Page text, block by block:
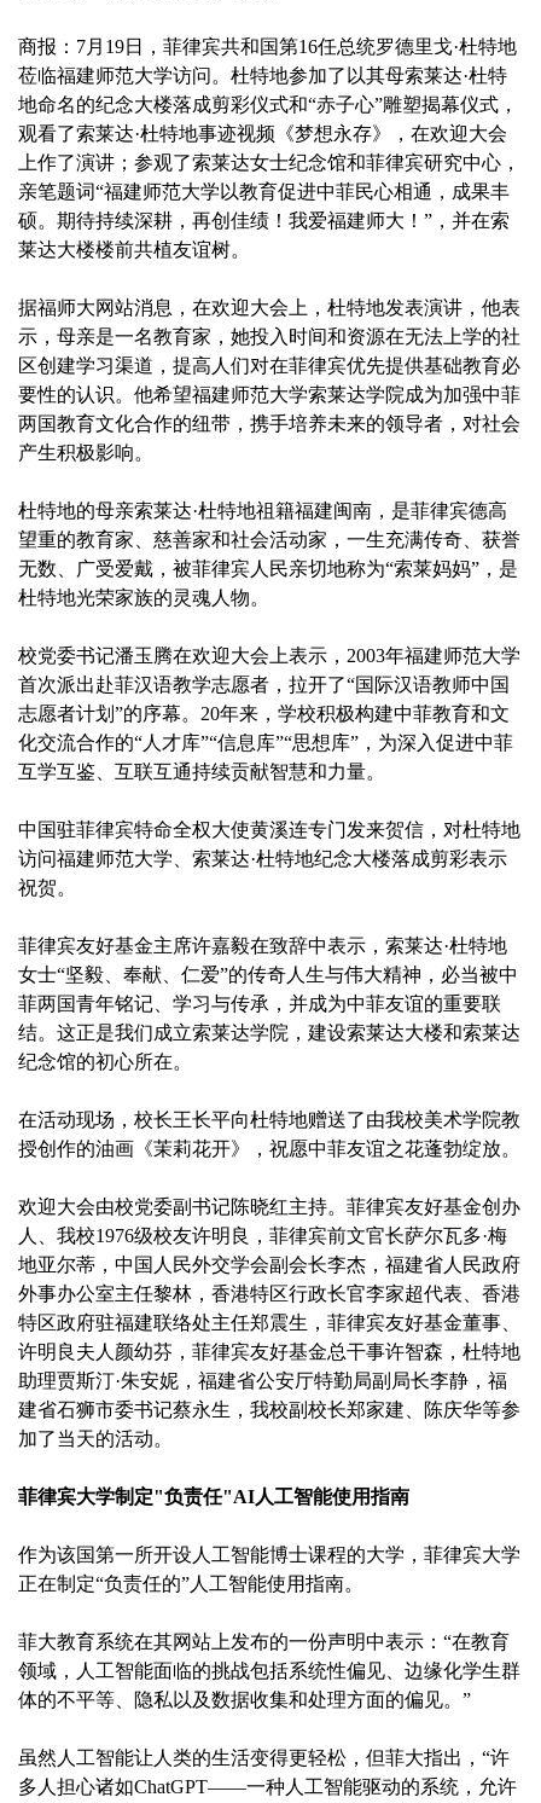
商报：7月19日，菲律宾共和国第16任总统罗德里戈·杜特地
莅临福建师范大学访问。杜特地参加了以其母索莱达·杜特
地命名的纪念大楼落成剪彩仪式和“赤子心”雕塑揭幕仪式，
观看了索莱达·杜特地事迹视频《梦想永存》，在欢迎大会
上作了演讲；参观了索莱达女士纪念馆和菲律宾研究中心，
亲笔题词“福建师范大学以教育促进中菲民心相通，成果丰
硕。期待持续深耕，再创佳绩！我爱福建师大！”，并在索
莱达大楼楼前共植友谊树。
据福师大网站消息，在欢迎大会上，杜特地发表演讲，他表
示，母亲是一名教育家，她投入时间和资源在无法上学的社
区创建学习渠道，提高人们对在菲律宾优先提供基础教育必
要性的认识。他希望福建师范大学索莱达学院成为加强中菲
两国教育文化合作的纽带，携手培养未来的领导者，对社会
产生积极影响。
杜特地的母亲索莱达·杜特地祖籍福建闽南，是菲律宾德高
望重的教育家、慈善家和社会活动家，一生充满传奇、获誉
无数、广受爱戴，被菲律宾人民亲切地称为“索莱妈妈”，是
杜特地光荣家族的灵魂人物。
校党委书记潘玉腾在欢迎大会上表示，2003年福建师范大学
首次派出赴菲汉语教学志愿者，拉开了“国际汉语教师中国
志愿者计划”的序幕。20年来，学校积极构建中菲教育和文
化交流合作的“人才库”“信息库”“思想库”，为深入促进中菲
互学互鉴、互联互通持续贡献智慧和力量。
中国驻菲律宾特命全权大使黄溪连专门发来贺信，对杜特地
访问福建师范大学、索莱达·杜特地纪念大楼落成剪彩表示
祝贺。
菲律宾友好基金主席许嘉毅在致辞中表示，索莱达·杜特地
女士“坚毅、奉献、仁爱”的传奇人生与伟大精神，必当被中
菲两国青年铭记、学习与传承，并成为中菲友谊的重要联
结。这正是我们成立索莱达学院，建设索莱达大楼和索莱达
纪念馆的初心所在。
在活动现场，校长王长平向杜特地赠送了由我校美术学院教
授创作的油画《茉莉花开》，祝愿中菲友谊之花蓬勃绽放。
欢迎大会由校党委副书记陈晓红主持。菲律宾友好基金创办
人、我校1976级校友许明良，菲律宾前文官长萨尔瓦多·梅
地亚尔蒂，中国人民外交学会副会长李杰，福建省人民政府
外事办公室主任黎林，香港特区行政长官李家超代表、香港
特区政府驻福建联络处主任郑震生，菲律宾友好基金董事、
许明良夫人颜幼芬，菲律宾友好基金总干事许智森，杜特地
助理贾斯汀·朱安妮，福建省公安厅特勤局副局长李静，福
建省石狮市委书记蔡永生，我校副校长郑家建、陈庆华等参
加了当天的活动。
菲律宾大学制定"负责任"AI人工智能使用指南
作为该国第一所开设人工智能博士课程的大学，菲律宾大学
正在制定“负责任的”人工智能使用指南。
菲大教育系统在其网站上发布的一份声明中表示：“在教育
领域，人工智能面临的挑战包括系统性偏见、边缘化学生群
体的不平等、隐私以及数据收集和处理方面的偏见。”
虽然人工智能让人类的生活变得更轻松，但菲大指出，“许
多人担心诸如ChatGPT——一种人工智能驱动的系统，允许